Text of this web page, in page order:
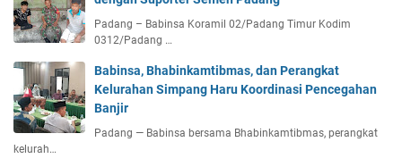
Padang – Babinsa Koramil 02/Padang Timur Kodim
0312/Padang …
Babinsa, Bhabinkamtibmas, dan Perangkat
Kelurahan Simpang Haru Koordinasi Pencegahan
Banjir
Padang — Babinsa bersama Bhabinkamtibmas, perangkat
kelurah…